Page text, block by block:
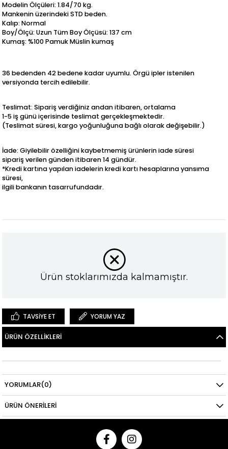
Modelin Ölçüleri: 1.84/70 kg.
Mankenin üzerindeki STD beden.
Kalıp: Normal
Boy/Ölçü: Uzun Tüm Boy Ölçüsü: 137 cm
Kumaş: %100 Pamuk Müslin kumaş
36 bedenden 42 bedene kadar uyumlu. Örgü ipler istenilen
versiyonda tercih edilebilir.
Teslimat: Sipariş verdiğiniz andan itibaren, ortalama
1-5 iş günü içerisinde teslimat gerçekleşmektedir.
(Teslimat süresi, kargo yoğunluğuna bağlı olarak değişebilir.)
İade: Giyilebilir özelliğini kaybetmemiş ürünlerin iade süresi
sipariş verilen günden itibaren 14 gündür.
*Kredi kartına yapılan iadelerin kredi kartı hesaplarına yansıma
süresi,
ilgili bankanın tasarrufundadır.
Ürün stoklarımızda kalmamıştır.
TAVSIYE ET YORUM YAZ
ÜRÜN ÖZELLIKLERI
YORUMLAR(0)
ÜRÜN ÖNERILERI